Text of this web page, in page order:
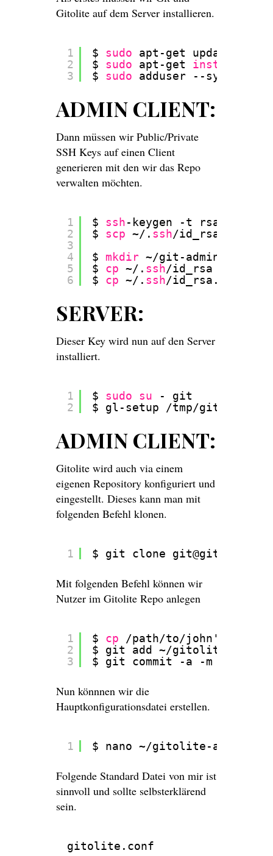
Gitolite auf dem Server installieren.
1
2
3
$ sudo
apt-get update
$ sudo apt-get install
$ sudo adduser --system
ADMIN CLIENT:
Dann müssen wir Public/Private
SSH Keys auf einen Client
generieren mit den wir das Repo
verwalten möchten.
1
2
3
4
5
6
$ ssh-keygen -t rsa
$ scp ~/. ssh/id_rsa
$ mkdir ~/git-admin-keys
$ cp ~/. ssh/id_rsa
$ cp ~/. ssh/id_rsa .pub ~
SERVER:
Dieser Key wird nun auf den Server
installiert.
1
2
$ sudo su
- git
$ gl-setup /tmp/git-admin
ADMIN CLIENT:
Gitolite wird auch via einem
eigenen Repository konfiguriert und
eingestellt. Dieses kann man mit
folgenden Befehl klonen.
1 $ git clone
Mit folgenden Befehl können wir
Nutzer im Gitolite Repo anlegen
1
2
3
$ cp /path/to/john 's
$ git add ~/gitolite-
$ git commit -a -m
Nun könnnen wir die
Hauptkonfigurationsdatei erstellen.
1 $ nano ~/gitolite-admin/
Folgende Standard Datei von mir ist
sinnvoll und sollte selbsterklärend
sein.
gitolite.conf